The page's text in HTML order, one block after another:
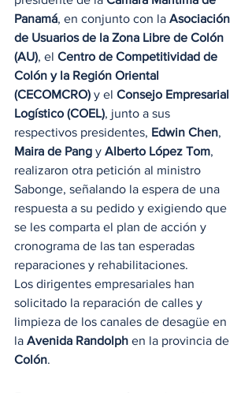
Panamá, en conjunto con la Asociación
de Usuarios de la Zona Libre de Colón
(AU), el Centro de Competitividad de
Colón y la Región Oriental
(CECOMCRO) y el Consejo Empresarial
Logístico (COEL), junto a sus
respectivos presidentes, Edwin Chen,
Maira de Pang y Alberto López Tom,
realizaron otra petición al ministro
Sabonge, señalando la espera de una
respuesta a su pedido y exigiendo que
se les comparta el plan de acción y
cronograma de las tan esperadas
reparaciones y rehabilitaciones.
Los dirigentes empresariales han
solicitado la reparación de calles y
limpieza de los canales de desagüe en
la Avenida Randolph en la provincia de
Colón.